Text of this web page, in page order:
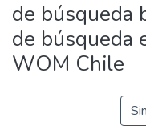
de búsqueda
de búsqueda
WOM Chile